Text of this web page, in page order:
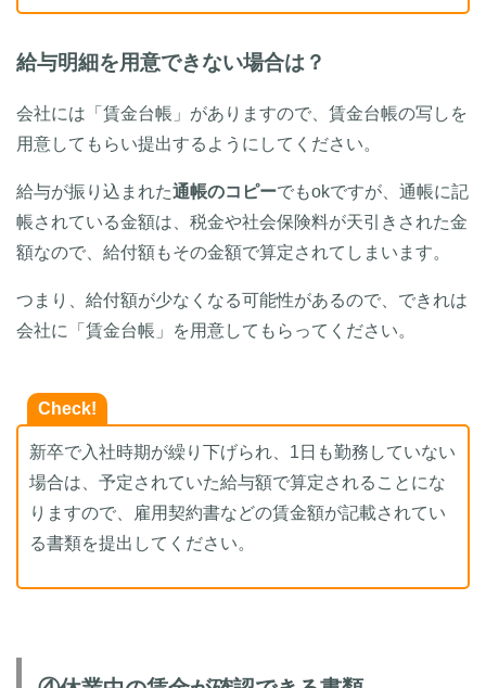
給与明細を用意できない場合は？
会社には「賃金台帳」がありますので、賃金台帳の写しを
用意してもらい提出するようにしてください。
給与が振り込まれた通帳のコピーでもokですが、通帳に記
帳されている金額は、税金や社会保険料が天引きされた金
額なので、給付額もその金額で算定されてしまいます。
つまり、給付額が少なくなる可能性があるので、できれは
会社に「賃金台帳」を用意してもらってください。
Check!
新卒で入社時期が繰り下げられ、1日も勤務していない
場合は、予定されていた給与額で算定されることにな
りますので、雇用契約書などの賃金額が記載されてい
る書類を提出してください。